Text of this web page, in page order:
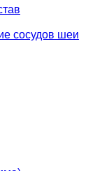
сосудов шеи